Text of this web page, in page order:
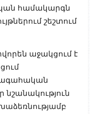
համակարգն
շեշտում
աջակցում է